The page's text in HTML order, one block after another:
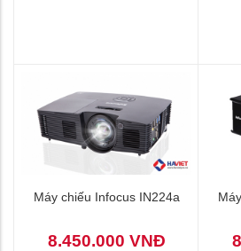
Máy chiếu Infocus IN224a
8.450.000 VNĐ